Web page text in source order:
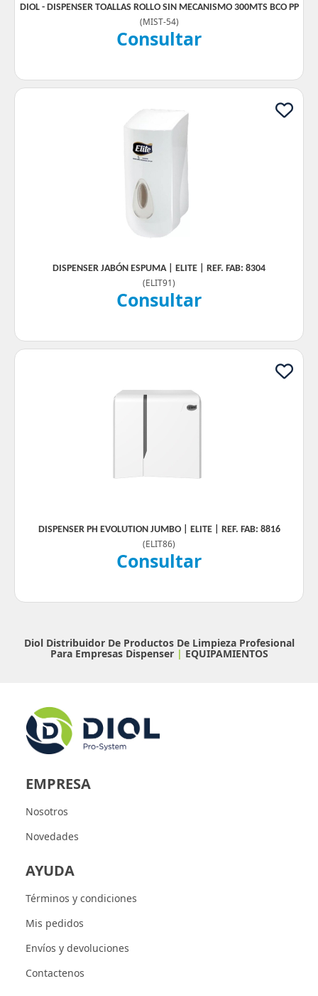
DIOL - DISPENSER TOALLAS ROLLO SIN MECANISMO 300MTS BCO PP
(MIST-54)
Consultar
DISPENSER JABÓN ESPUMA | ELITE | REF. FAB: 8304
(ELIT91)
Consultar
DISPENSER PH EVOLUTION JUMBO | ELITE | REF. FAB: 8816
(ELIT86)
Consultar
Diol Distribuidor De Productos De Limpieza Profesional
Para Empresas Dispenser| EQUIPAMIENTOS
EMPRESA
Nosotros
Novedades
AYUDA
Términos y condiciones
Mis pedidos
Envíos y devoluciones
Contactenos